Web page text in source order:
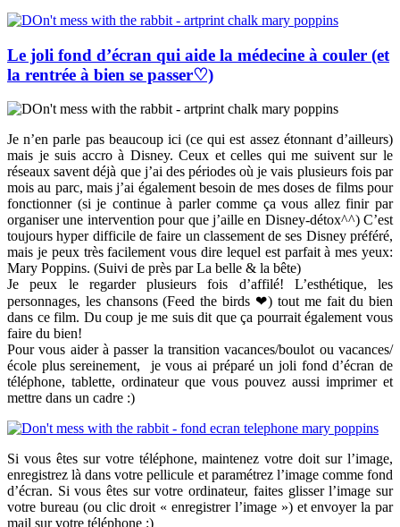
Le joli fond d’écran qui aide la médecine à couler (et
la rentrée à bien se passer♡)
Je n’en parle pas beaucoup ici (ce qui est assez étonnant d’ailleurs)
mais je suis accro à Disney. Ceux et celles qui me suivent sur le
réseaux savent déjà que j’ai des périodes où je vais plusieurs fois par
mois au parc, mais j’ai également besoin de mes doses de films pour
fonctionner (si je continue à parler comme ça vous allez finir par
organiser une intervention pour que j’aille en Disney-détox^^) C’est
toujours hyper difficile de faire un classement de ses Disney préféré,
mais je peux très facilement vous dire lequel est parfait à mes yeux:
Mary Poppins. (Suivi de près par La belle & la bête)
Je peux le regarder plusieurs fois d’affilé! L’esthétique, les
personnages, les chansons (Feed the birds ❤) tout me fait du bien
dans ce film. Du coup je me suis dit que ça pourrait également vous
faire du bien!
Pour vous aider à passer la transition vacances/boulot ou vacances/
école plus sereinement, je vous ai préparé un joli fond d’écran de
téléphone, tablette, ordinateur que vous pouvez aussi imprimer et
mettre dans un cadre :)
Si vous êtes sur votre téléphone, maintenez votre doit sur l’image,
enregistrez là dans votre pellicule et paramétrez l’image comme fond
d’écran. Si vous êtes sur votre ordinateur, faites glisser l’image sur
votre bureau (ou clic droit « enregistrer l’image ») et envoyer la par
mail sur votre téléphone :)